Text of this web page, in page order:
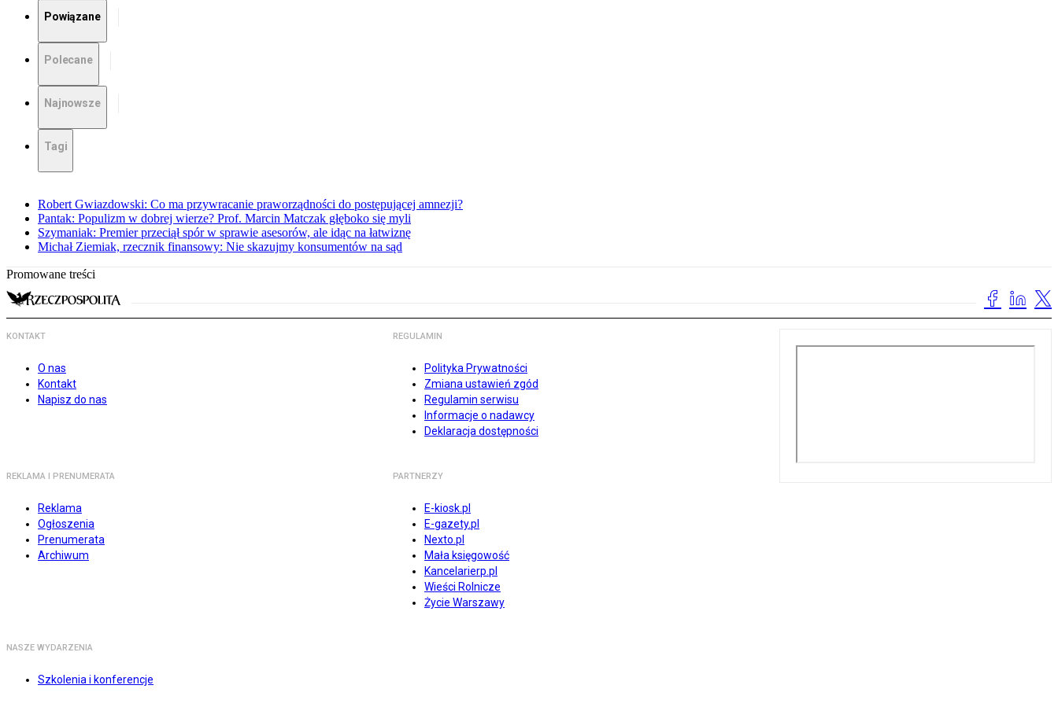
Powiązane
Polecane
Najnowsze
Tagi
Robert Gwiazdowski: Co ma przywracanie praworządności do postępującej amnezji?
Pantak: Populizm w dobrej wierze? Prof. Marcin Matczak głęboko się myli
Szymaniak: Premier przeciął spór w sprawie asesorów, ale idąc na łatwiznę
Michał Ziemiak, rzecznik finansowy: Nie skazujmy konsumentów na sąd
Promowane treści
KONTAKT
O nas
Kontakt
Napisz do nas
REGULAMIN
Polityka Prywatności
Zmiana ustawień zgód
Regulamin serwisu
Informacje o nadawcy
Deklaracja dostępności
REKLAMA I PRENUMERATA
Reklama
Ogłoszenia
Prenumerata
Archiwum
PARTNERZY
E-kiosk.pl
E-gazety.pl
Nexto.pl
Mała księgowość
Kancelarierp.pl
Wieści Rolnicze
Życie Warszawy
NASZE WYDARZENIA
Szkolenia i konferencje